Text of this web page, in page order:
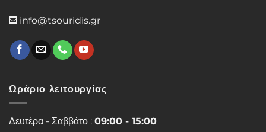
info@tsouridis.gr
Ωράριο λειτουργίας
Δευτέρα - Σαββάτο : 09:00 - 15:00